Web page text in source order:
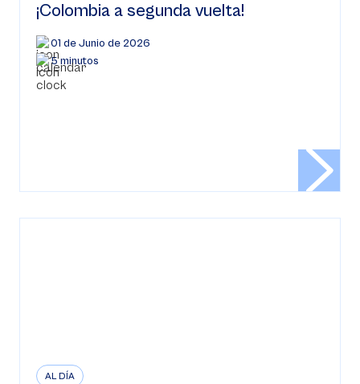
¡Colombia a segunda vuelta!
01 de Junio de 2026
5 minutos
AL DÍA